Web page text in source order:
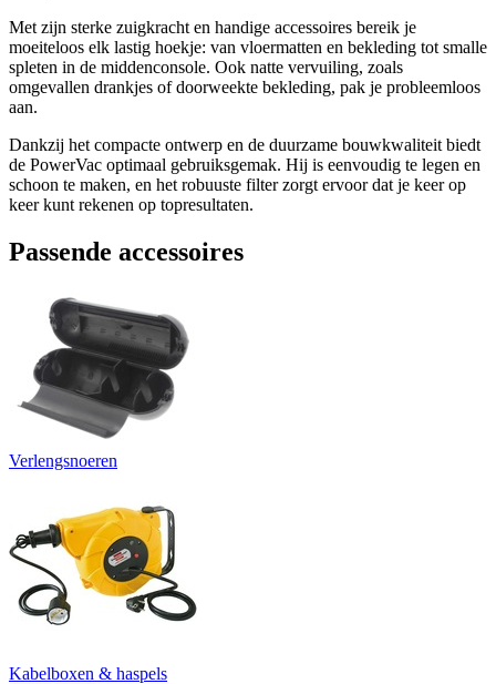
Met zijn sterke zuigkracht en handige accessoires bereik je
moeiteloos elk lastig hoekje: van vloermatten en bekleding tot smalle
spleten in de middenconsole. Ook natte vervuiling, zoals
omgevallen drankjes of doorweekte bekleding, pak je probleemloos
aan.
Dankzij het compacte ontwerp en de duurzame bouwkwaliteit biedt
de PowerVac optimaal gebruiksgemak. Hij is eenvoudig te legen en
schoon te maken, en het robuuste filter zorgt ervoor dat je keer op
keer kunt rekenen op topresultaten.
Passende accessoires
Verlengsnoeren
Kabelboxen & haspels